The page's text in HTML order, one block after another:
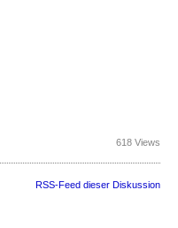
618 Views
RSS-Feed dieser Diskussion